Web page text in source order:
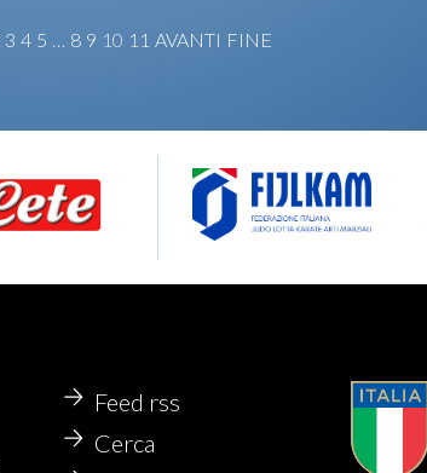
3 4 5 … 8 9 10 11 AVANTI FINE
Feed rss
Cerca